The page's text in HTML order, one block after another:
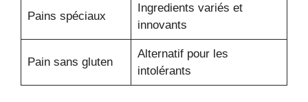
Pains spéciaux
Ingredients variés et
innovants
Pain sans gluten
Alternatif pour les
intolérants